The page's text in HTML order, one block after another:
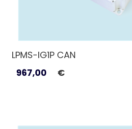
LPMS-IG1P CAN
967,00
€